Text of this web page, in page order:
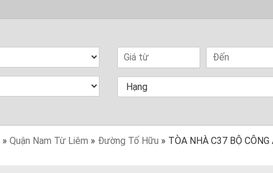
» Quận Nam Từ Liêm » Đường Tố Hữu » TÒA NHÀ C37 BỘ CÔNG